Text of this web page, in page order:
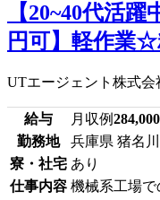
【20~40代活
円可】軽作業
UTエージェント株式会
給与 月収例284,000
勤務地
兵庫県 猪名
寮・社宅 あり
仕事内容 機械系工場